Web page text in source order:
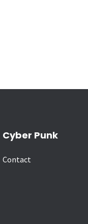
Cyber Punk
Contact